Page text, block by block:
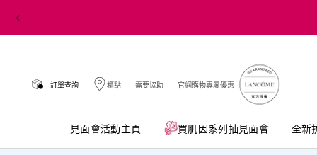
訂單查詢 櫃點 需要協助 官網購物專屬優惠
見面會活動主頁 買肌因系列抽見面會​ 全新